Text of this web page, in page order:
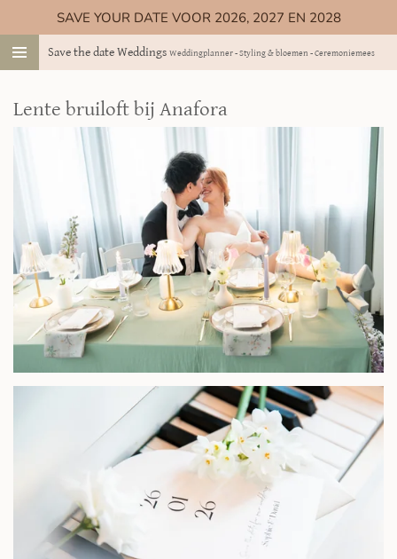
direct
naar
hoofdinhoud
Save the date Weddings Weddingplanner - Styling & bloemen - Ceremoniemeester
SAVE YOUR DATE VOOR 2026, 2027 EN 2028
Lente bruiloft bij Anafora